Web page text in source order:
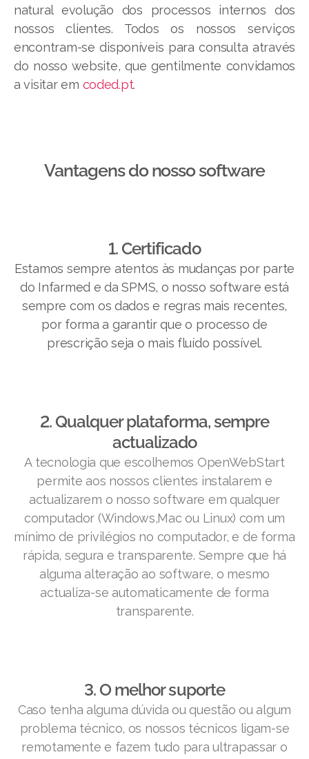
natural evolução dos processos internos dos
nossos clientes. Todos os nossos serviços
encontram-se disponíveis para consulta através
do nosso website, que gentilmente convidamos
a visitar em coded.pt.
Vantagens do nosso software​
1. Certificado
Estamos sempre atentos às mudanças por parte
do Infarmed e da SPMS, o nosso software está
sempre com os dados e regras mais recentes,
por forma a garantir que o processo de
prescrição seja o mais fluído possível.
2. Qualquer plataforma, sempre
actualizado
A tecnologia que escolhemos OpenWebStart
permite aos nossos clientes instalarem e
actualizarem o nosso software em qualquer
computador (Windows,Mac ou Linux) com um
mínimo de privilégios no computador, e de forma
rápida, segura e transparente. Sempre que há
alguma alteração ao software, o mesmo
actualiza-se automaticamente de forma
transparente.
3. O melhor suporte
Caso tenha alguma dúvida ou questão ou algum
problema técnico, os nossos técnicos ligam-se
remotamente e fazem tudo para ultrapassar o